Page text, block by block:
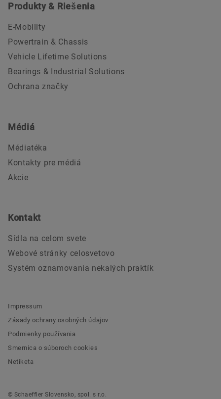
Produkty & Riešenia
E-Mobility
Powertrain & Chassis
Vehicle Lifetime Solutions
Bearings & Industrial Solutions
Ochrana značky
Médiá
Médiatéka
Kontakty pre médiá
Akcie
Kontakt
Sídla na celom svete
Webové stránky celosvetovo
Systém oznamovania nekalých praktík
Impressum
Zásady ochrany osobných údajov
Podmienky používania
Smernica o súboroch cookies
Netiketa
© Schaeffler Slovensko, spol. s r.o.